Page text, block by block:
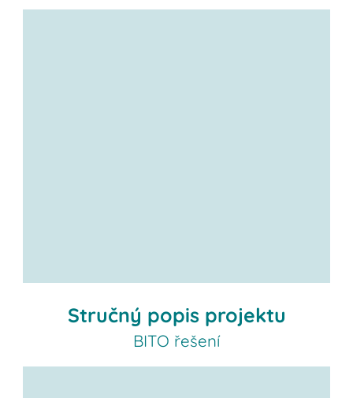
Stručný popis projektu
BITO řešení